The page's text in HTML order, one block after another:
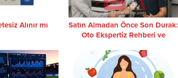
Alınır mı
Satın Almadan Önce Son Durak:
Oto Ekspertiz Rehberi ve
Rahatlığı